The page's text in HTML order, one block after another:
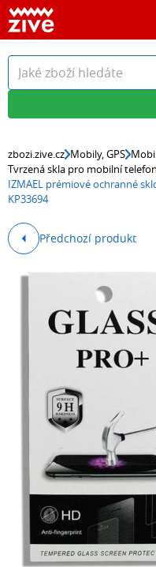
zbozi.zive.cz Mobily, GPS
Tvrzená skla pro mobilní
IZMAEL prémiové ochranné
KP33694
Předchozí produkt